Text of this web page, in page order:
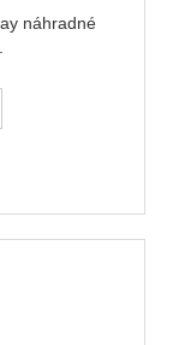
náhradné